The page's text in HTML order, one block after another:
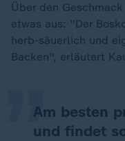
Über den
etwas aus: "Der
herb-säuerlich und
Backen", erläutert
Am besten
und findet
„